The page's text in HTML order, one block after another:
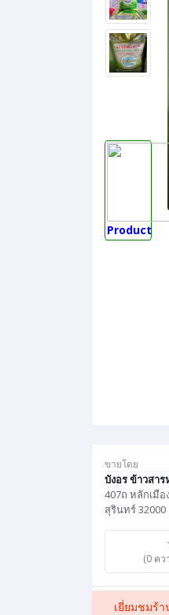
Product
ขายโดย
บังอร ข้าวสา
407ถ หลักเมือ
สุรินทร์ 32000
(0 ค
เยี่ยมชมร้า